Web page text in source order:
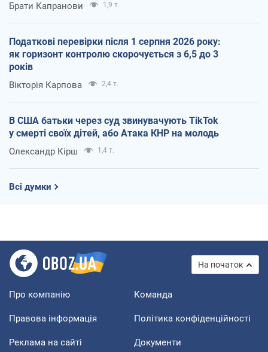
Брати Капранови 1,9 т.
Податкові перевірки після 1 серпня 2026 року:
як горизонт контролю скорочується з 6,5 до 3
років
Вікторія Карпова 2,4 т.
В США батьки через суд звинувачують TikTok
у смерті своїх дітей, або Атака КНР на молодь
Олександр Кірш 1,4 т.
Всі думки
На початок
Про компанію Команда
Правова інформація Політика конфіденційності
Реклама на сайті Документи